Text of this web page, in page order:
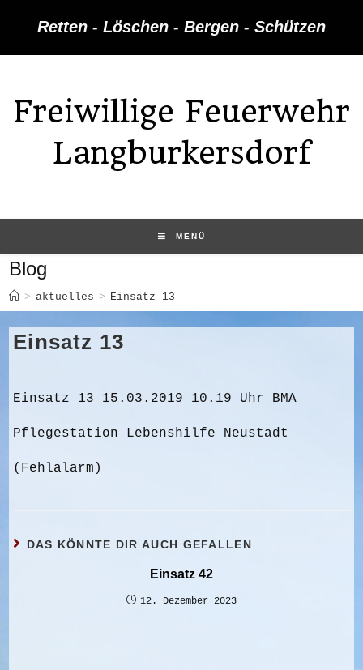
Retten - Löschen - Bergen - Schützen
Freiwillige Feuerwehr
Langburkersdorf
MENÜ
Blog
> aktuelles > Einsatz 13
Einsatz 13
Einsatz 13 15.03.2019 10.19 Uhr BMA
Pflegestation Lebenshilfe Neustadt
(Fehlalarm)
DAS KÖNNTE DIR AUCH GEFALLEN
Einsatz 42
12. Dezember 2023